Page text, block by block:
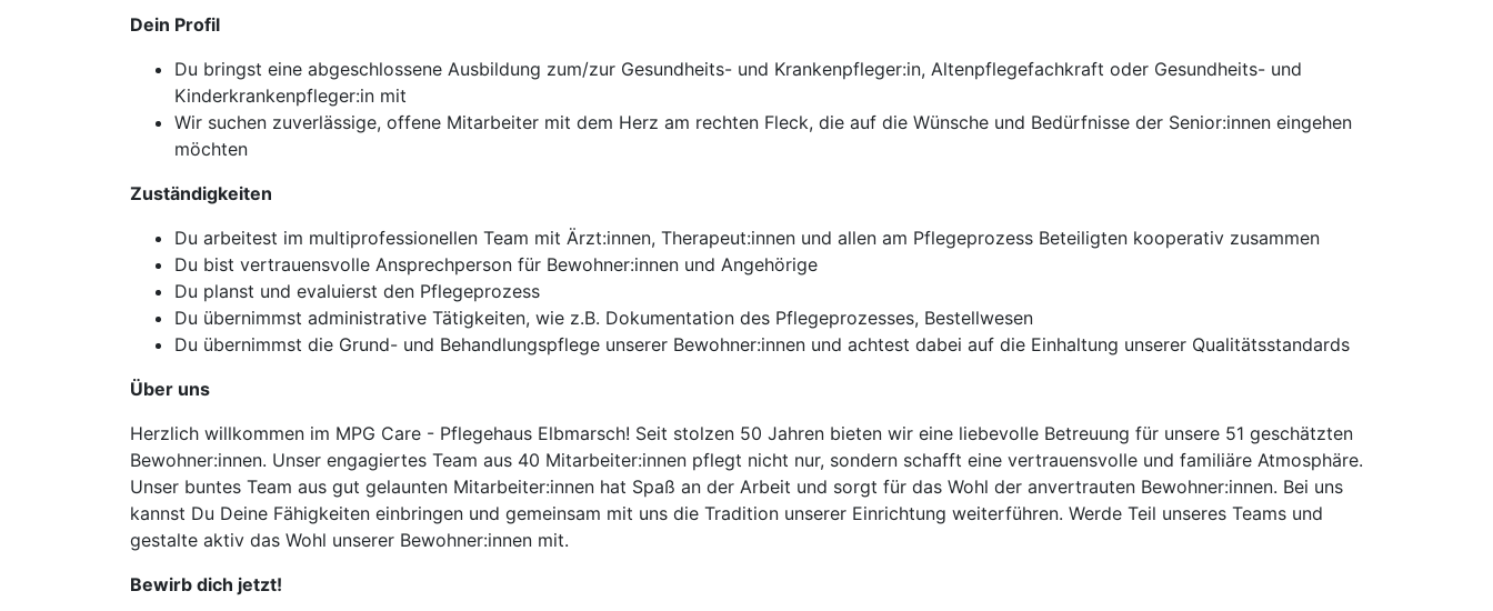
Dein Profil
Du bringst eine abgeschlossene Ausbildung zum/zur Gesundheits- und Krankenpfleger:in, Altenpflegefachkraft oder Gesundheits- und
Kinderkrankenpfleger:in mit
Wir suchen zuverlässige, offene Mitarbeiter mit dem Herz am rechten Fleck, die auf die Wünsche und Bedürfnisse der Senior:innen eingehen
möchten
Zuständigkeiten
Du arbeitest im multiprofessionellen Team mit Ärzt:innen, Therapeut:innen und allen am Pflegeprozess Beteiligten kooperativ zusammen
Du bist vertrauensvolle Ansprechperson für Bewohner:innen und Angehörige
Du planst und evaluierst den Pflegeprozess
Du übernimmst administrative Tätigkeiten, wie z.B. Dokumentation des Pflegeprozesses, Bestellwesen
Du übernimmst die Grund- und Behandlungspflege unserer Bewohner:innen und achtest dabei auf die Einhaltung unserer Qualitätsstandards
Über uns
Herzlich willkommen im MPG Care - Pflegehaus Elbmarsch! Seit stolzen 50 Jahren bieten wir eine liebevolle Betreuung für unsere 51 geschätzten
Bewohner:innen. Unser engagiertes Team aus 40 Mitarbeiter:innen pflegt nicht nur, sondern schafft eine vertrauensvolle und familiäre Atmosphäre.
Unser buntes Team aus gut gelaunten Mitarbeiter:innen hat Spaß an der Arbeit und sorgt für das Wohl der anvertrauten Bewohner:innen. Bei uns
kannst Du Deine Fähigkeiten einbringen und gemeinsam mit uns die Tradition unserer Einrichtung weiterführen. Werde Teil unseres Teams und
gestalte aktiv das Wohl unserer Bewohner:innen mit.
Bewirb dich jetzt!